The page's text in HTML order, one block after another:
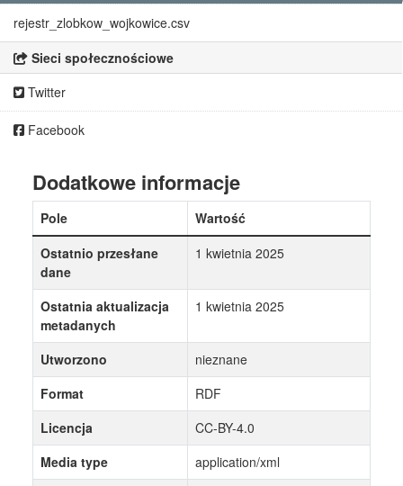
rejestr_zlobkow_wojkowice.csv
Sieci społecznościowe
Twitter
Facebook
Dodatkowe informacje
Pole
Wartość
Ostatnio przesłane
dane
1 kwietnia 2025
Ostatnia aktualizacja
metadanych
1 kwietnia 2025
Utworzono
nieznane
Format
RDF
Licencja
CC-BY-4.0
Media type
application/xml